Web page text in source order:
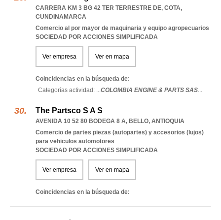
CARRERA KM 3 BG 42 TER TERRESTRE DE, COTA,
CUNDINAMARCA
Comercio al por mayor de maquinaria y equipo agropecuarios
SOCIEDAD POR ACCIONES SIMPLIFICADA
Ver empresa Ver en mapa
Coincidencias en la búsqueda de:
Categorías actividad: ...COLOMBIA ENGINE & PARTS SAS...
The Partsco S A S
AVENIDA 10 52 80 BODEGA 8 A, BELLO, ANTIOQUIA
Comercio de partes piezas (autopartes) y accesorios (lujos)
para vehiculos automotores
SOCIEDAD POR ACCIONES SIMPLIFICADA
Ver empresa Ver en mapa
Coincidencias en la búsqueda de: